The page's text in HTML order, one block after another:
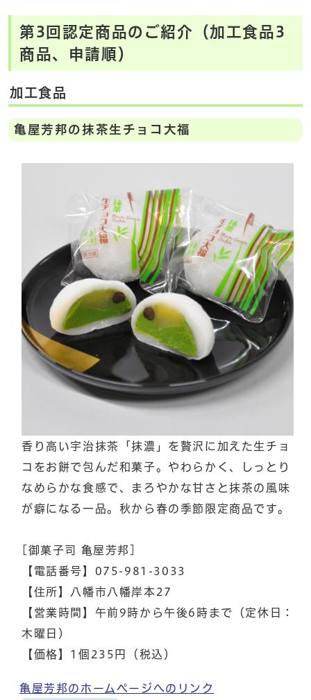
第3回認定商品のご紹介（加工食品3
商品、申請順）
加工食品
亀屋芳邦の抹茶生チョコ大福
香り高い宇治抹茶「抹濃」を贅沢に加えた生チョ
コをお餅で包んだ和菓子。やわらかく、しっとり
なめらかな食感で、まろやかな甘さと抹茶の風味
が癖になる一品。秋から春の季節限定商品です。
[御菓子司 亀屋芳邦]
【電話番号】075-981-3033
【住所】八幡市八幡岸本27
【営業時間】午前9時から午後6時まで（定休日：
木曜日）
【価格】1個235円（税込）
亀屋芳邦のホームページへのリンク